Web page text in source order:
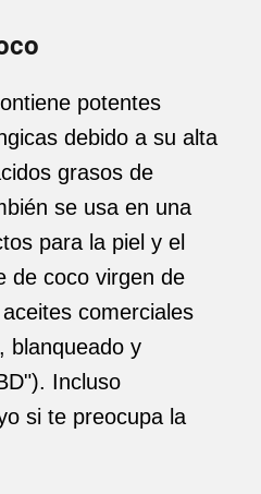
potentes
debido a su alta
grasos de
se usa en una
para la piel y el
de coco virgen de
comerciales
blanqueado y
Incluso
si te preocupa la